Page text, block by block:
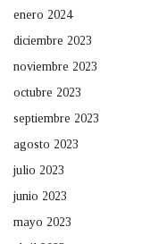
enero 2024
diciembre 2023
noviembre 2023
octubre 2023
septiembre 2023
agosto 2023
julio 2023
junio 2023
mayo 2023